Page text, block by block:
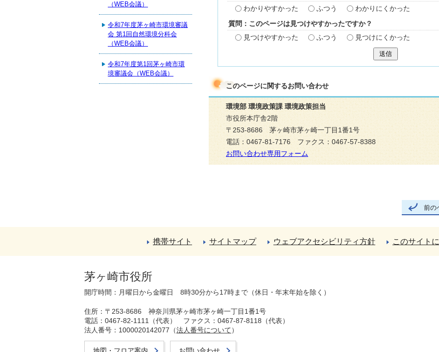
わかりやすかった
ふつう わかりにくかった
質問：このページは見つけやすかったですか？
見つけやすかった
ふつう 見つけにくかった
送信
このページに関するお問い合わせ
環境部 環境政策課 環境政策担当
市役所本庁舎2階
〒253-8686 茅ヶ崎市茅ヶ崎一丁目1番1号
電話：0467-81-7176 ファクス：0467-57-8388
お問い合わせ専用フォーム
（WEB会議）
令和7年度茅ヶ崎市環境審議
会 第1回自然環境分科会
（WEB会議）
令和7年度第1回茅ヶ崎市環
境審議会（WEB会議）
前の
携帯サイト サイトマップ ウェブアクセシビリティ方針 このサイト
茅ヶ崎市役所
開庁時間：月曜日から金曜日 8時30分から17時まで（休日・年末年始を除く）
住所：〒253-8686 神奈川県茅ヶ崎市茅ヶ崎一丁目1番1号
電話：0467-82-1111（代表） ファクス：0467-87-8118（代表）
法人番号：1000020142077（法人番号について）